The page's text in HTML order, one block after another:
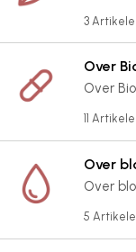
3
Over
Over
11
Over
Over
5